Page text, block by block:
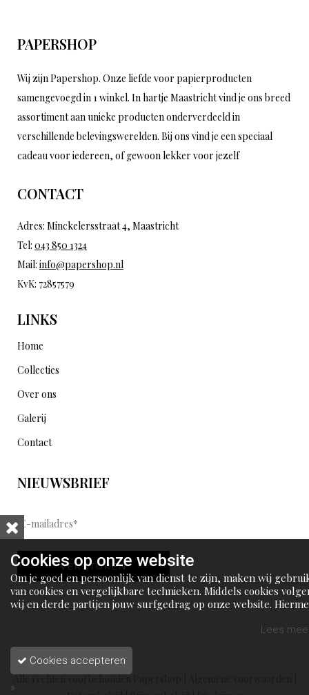
PAPERSHOP
Wij zijn Papershop. Onze liefde voor papierproducten
samengevoegd in 1 winkel. In hartje Maastricht vind je ons breed
assortiment aan unieke producten onderverdeeld in
verschillende belevingswerelden. Bij ons vind je een speciaal
cadeau voor iedereen, of gewoon lekker voor jezelf
CONTACT
Adres: Minckelersstraat 4, Maastricht
Tel: 043 850 1324
Mail: info@papershop.nl
KvK: 72857579
LINKS
Home
Collecties
Over ons
Galerij
Contact
NIEUWSBRIEF
E
-
m
a
i
l
d
r
VERSTUREN
Cookies op onze website
Om je goed en persoonlijk van dienst te zijn, maken wij
van cookies en vergelijkbare technieken. Middels cookies
wij en derde partijen jouw surfgedrag op onze website.
Lees
Cookies accepteren
»